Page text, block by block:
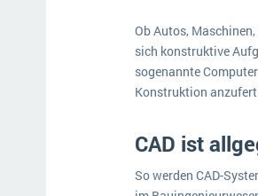
Ob Autos,
sich konstruktive
sogenannte
Konstruktion
CAD ist
So werden CAD-